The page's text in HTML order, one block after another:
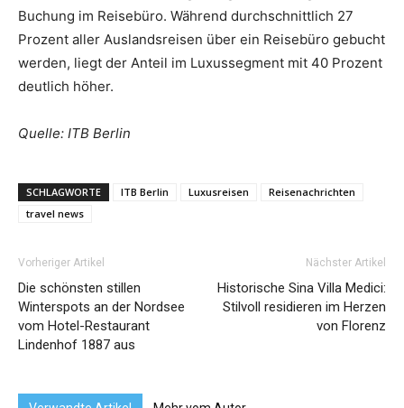
Buchung im Reisebüro. Während durchschnittlich 27
Prozent aller Auslandsreisen über ein Reisebüro gebucht
werden, liegt der Anteil im Luxussegment mit 40 Prozent
deutlich höher.
Quelle: ITB Berlin
SCHLAGWORTE ITB Berlin Luxusreisen
Reisenachrichten
travel news
Vorheriger Artikel
Die schönsten stillen
Winterspots an der Nordsee
vom Hotel-Restaurant
Lindenhof 1887 aus
Nächster Artikel
Historische Sina Villa Medici:
Stilvoll residieren im Herzen
von Florenz